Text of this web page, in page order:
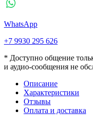
WhatsApp
+7 9930 295 626
* Доступно общение
и аудио-сообщения не
Описание
Характеристики
Отзывы
Оплата и доставка